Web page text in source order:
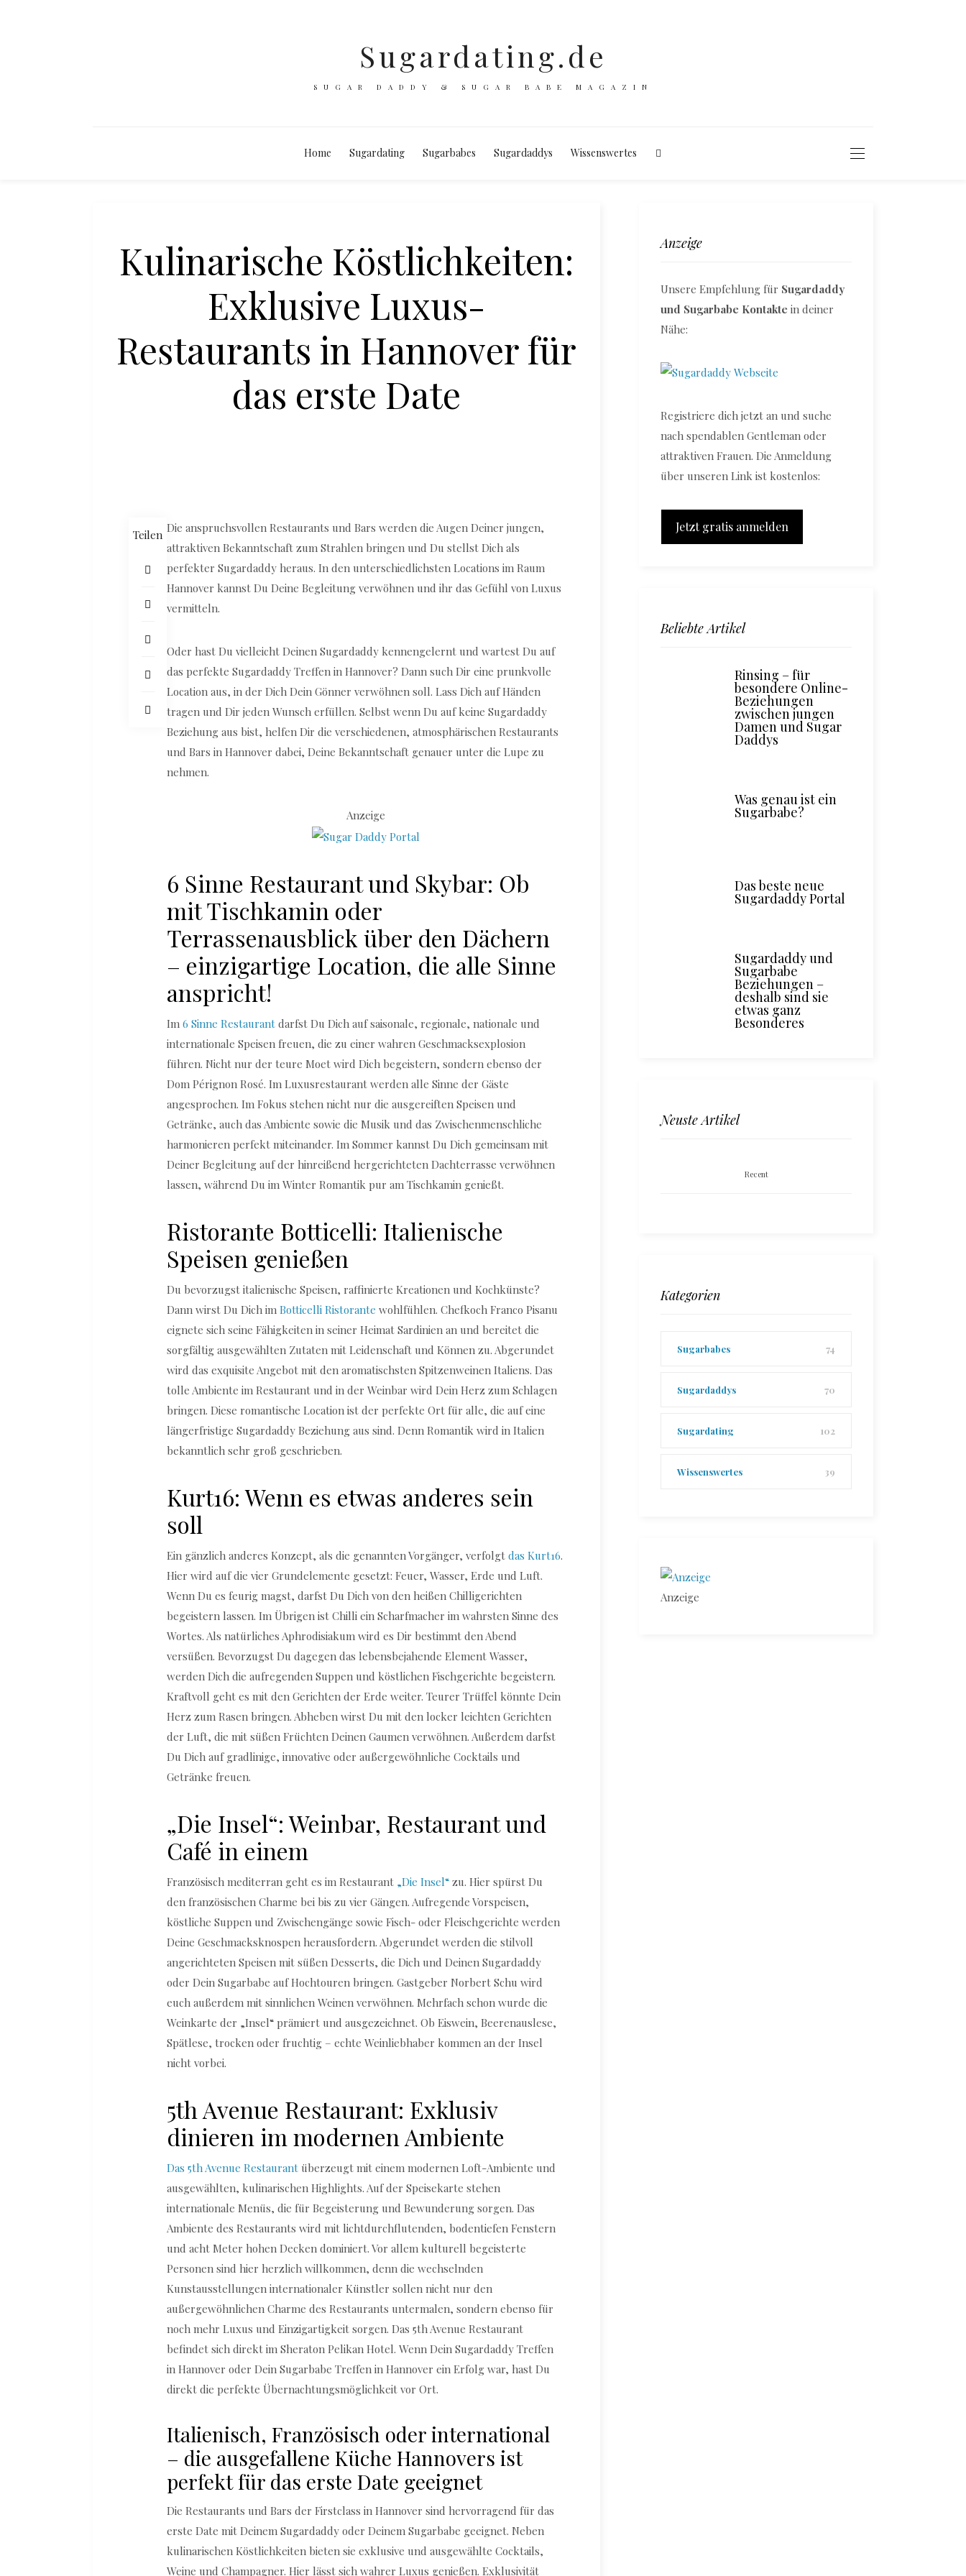
Sugardating.de
SUGAR DADDY & SUGAR BABE MAGAZIN
Home Sugardating Sugarbabes Sugardaddys Wissenswertes
Kulinarische Köstlichkeiten:
Exklusive Luxus-
Restaurants in Hannover für
das erste Date
Teilen Die anspruchsvollen Restaurants und Bars werden die Augen Deiner jungen,
attraktiven Bekanntschaft zum Strahlen bringen und Du stellst Dich als
perfekter Sugardaddy heraus. In den unterschiedlichsten Locations im Raum
Hannover kannst Du Deine Begleitung verwöhnen und ihr das Gefühl von Luxus
vermitteln.
Oder hast Du vielleicht Deinen Sugardaddy kennengelernt und wartest Du auf
das perfekte Sugardaddy Treffen in Hannover? Dann such Dir eine prunkvolle
Location aus, in der Dich Dein Gönner verwöhnen soll. Lass Dich auf Händen
tragen und Dir jeden Wunsch erfüllen. Selbst wenn Du auf keine Sugardaddy
Beziehung aus bist, helfen Dir die verschiedenen, atmosphärischen Restaurants
und Bars in Hannover dabei, Deine Bekanntschaft genauer unter die Lupe zu
nehmen.
Anzeige
6 Sinne Restaurant und Skybar: Ob
mit Tischkamin oder
Terrassenausblick über den Dächern
– einzigartige Location, die alle Sinne
anspricht!
Im6 Sinne Restaurant darfst Du Dich auf saisonale, regionale, nationale und
internationale Speisen freuen, die zu einer wahren Geschmacksexplosion
führen. Nicht nur der teure Moet wird Dich begeistern, sondern ebenso der
Dom Pérignon Rosé. Im Luxusrestaurant werden alle Sinne der Gäste
angesprochen. Im Fokus stehen nicht nur die ausgereiften Speisen und
Getränke, auch das Ambiente sowie die Musik und das Zwischenmenschliche
harmonieren perfekt miteinander. Im Sommer kannst Du Dich gemeinsam mit
Deiner Begleitung auf der hinreißend hergerichteten Dachterrasse verwöhnen
lassen, während Du im Winter Romantik pur am Tischkamin genießt.
Ristorante Botticelli: Italienische
Speisen genießen
Du bevorzugst italienische Speisen, raffinierte Kreationen und Kochkünste?
Dann wirst Du Dich imBotticelli Ristorante wohlfühlen. Chefkoch Franco Pisanu
eignete sich seine Fähigkeiten in seiner Heimat Sardinien an und bereitet die
sorgfältig ausgewählten Zutaten mit Leidenschaft und Können zu. Abgerundet
wird das exquisite Angebot mit den aromatischsten Spitzenweinen Italiens. Das
tolle Ambiente im Restaurant und in der Weinbar wird Dein Herz zum Schlagen
bringen. Diese romantische Location ist der perfekte Ort für alle, die auf eine
längerfristige Sugardaddy Beziehung aus sind. Denn Romantik wird in Italien
bekanntlich sehr groß geschrieben.
Kurt16: Wenn es etwas anderes sein
soll
Ein gänzlich anderes Konzept, als die genannten Vorgänger, verfolgtdas Kurt16.
Hier wird auf die vier Grundelemente gesetzt: Feuer, Wasser, Erde und Luft.
Wenn Du es feurig magst, darfst Du Dich von den heißen Chilligerichten
begeistern lassen. Im Übrigen ist Chilli ein Scharfmacher im wahrsten Sinne des
Wortes. Als natürliches Aphrodisiakum wird es Dir bestimmt den Abend
versüßen. Bevorzugst Du dagegen das lebensbejahende Element Wasser,
werden Dich die aufregenden Suppen und köstlichen Fischgerichte begeistern.
Kraftvoll geht es mit den Gerichten der Erde weiter. Teurer Trüffel könnte Dein
Herz zum Rasen bringen. Abheben wirst Du mit den locker leichten Gerichten
der Luft, die mit süßen Früchten Deinen Gaumen verwöhnen. Außerdem darfst
Du Dich auf gradlinige, innovative oder außergewöhnliche Cocktails und
Getränke freuen.
„Die Insel“: Weinbar, Restaurant und
Café in einem
Französisch mediterran geht es im Restaurant „Die Insel“ zu. Hier spürst Du
den französischen Charme bei bis zu vier Gängen. Aufregende Vorspeisen,
köstliche Suppen und Zwischengänge sowie Fisch- oder Fleischgerichte werden
Deine Geschmacksknospen herausfordern. Abgerundet werden die stilvoll
angerichteten Speisen mit süßen Desserts, die Dich und Deinen Sugardaddy
oder Dein Sugarbabe auf Hochtouren bringen. Gastgeber Norbert Schu wird
euch außerdem mit sinnlichen Weinen verwöhnen. Mehrfach schon wurde die
Weinkarte der „Insel“ prämiert und ausgezeichnet. Ob Eiswein, Beerenauslese,
Spätlese, trocken oder fruchtig – echte Weinliebhaber kommen an der Insel
nicht vorbei.
5th Avenue Restaurant: Exklusiv
dinieren im modernen Ambiente
Das 5th Avenue Restaurant überzeugt mit einem modernen Loft-Ambiente und
ausgewählten, kulinarischen Highlights. Auf der Speisekarte stehen
internationale Menüs, die für Begeisterung und Bewunderung sorgen. Das
Ambiente des Restaurants wird mit lichtdurchflutenden, bodentiefen Fenstern
und acht Meter hohen Decken dominiert. Vor allem kulturell begeisterte
Personen sind hier herzlich willkommen, denn die wechselnden
Kunstausstellungen internationaler Künstler sollen nicht nur den
außergewöhnlichen Charme des Restaurants untermalen, sondern ebenso für
noch mehr Luxus und Einzigartigkeit sorgen. Das 5th Avenue Restaurant
befindet sich direkt im Sheraton Pelikan Hotel. Wenn Dein Sugardaddy Treffen
in Hannover oder Dein Sugarbabe Treffen in Hannover ein Erfolg war, hast Du
direkt die perfekte Übernachtungsmöglichkeit vor Ort.
Italienisch, Französisch oder international
– die ausgefallene Küche Hannovers ist
perfekt für das erste Date geeignet
Die Restaurants und Bars der Firstclass in Hannover sind hervorragend für das
erste Date mit Deinem Sugardaddy oder Deinem Sugarbabe geeignet. Neben
kulinarischen Köstlichkeiten bieten sie exklusive und ausgewählte Cocktails,
Weine und Champagner. Hier lässt sich wahrer Luxus genießen. Exklusivität
Anzeige
Unsere Empfehlung für Sugardaddy
und Sugarbabe Kontakte in deiner
Nähe:
Registriere dich jetzt an und suche
nach spendablen Gentleman oder
attraktiven Frauen. Die Anmeldung
über unseren Link ist kostenlos:
Jetzt gratis anmelden
Beliebte Artikel
Rinsing – für
besondere Online-
Beziehungen
zwischen jungen
Damen und Sugar
Daddys
Was genau ist ein
Sugarbabe?
Das beste neue
Sugardaddy Portal
Sugardaddy und
Sugarbabe
Beziehungen –
deshalb sind sie
etwas ganz
Besonderes
Neuste Artikel
Recent
Kategorien
Sugarbabes 74
Sugardaddys 70
Sugardating 102
Wissenswertes 39
Anzeige